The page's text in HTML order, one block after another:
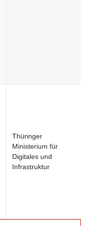
Thüringer
Ministerium für
Digitales und
Infrastruktur